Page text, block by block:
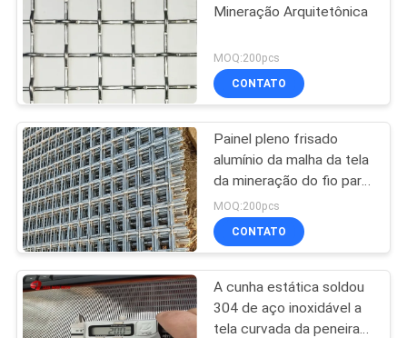
Mineração Arquitetônica
MOQ:200pcs
CONTATO
Painel pleno frisado
alumínio da malha da tela
da mineração do fio para
1 x 20 medidores de
tamanho
MOQ:200pcs
CONTATO
A cunha estática soldou
304 de aço inoxidável a
tela curvada da peneira